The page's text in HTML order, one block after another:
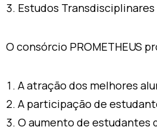
Estudos Transdisciplinares
O consórcio PROMETHEUS
A atração dos melhores
A participação de
O aumento de estudantes